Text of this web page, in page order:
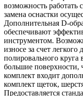
возможность работать
замена оснастки
Дополнительная D-
обеспечивают
инструментом.
износе за счет
полировального
большие поверхности,
комплект входит
комплект щеток,
Предоставляется